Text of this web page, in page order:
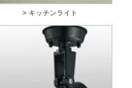
> キッチンライト